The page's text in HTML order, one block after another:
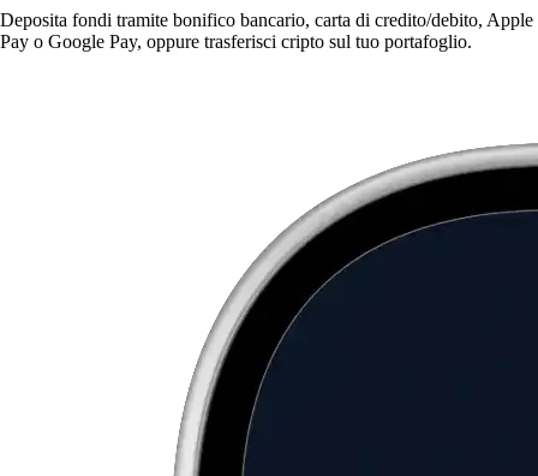
Deposita fondi tramite bonifico bancario, carta di credito/debito, Apple
Pay o Google Pay, oppure trasferisci cripto sul tuo portafoglio.